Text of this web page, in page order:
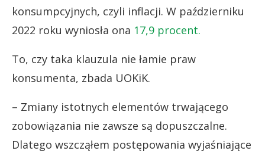
konsumpcyjnych, czyli inflacji. W październiku
2022 roku wyniosła ona 17,9 procent.
To, czy taka klauzula nie łamie praw
konsumenta, zbada UOKiK.
– Zmiany istotnych elementów trwającego
zobowiązania nie zawsze są dopuszczalne.
Dlatego wszcząłem postępowania wyjaśniające